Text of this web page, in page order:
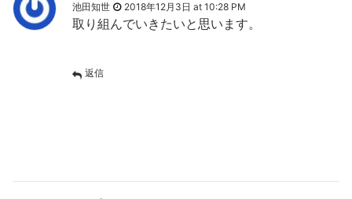
池田知世 2018年12月3日 at 10:28 PM
取り組んでいきたいと思います。
返信